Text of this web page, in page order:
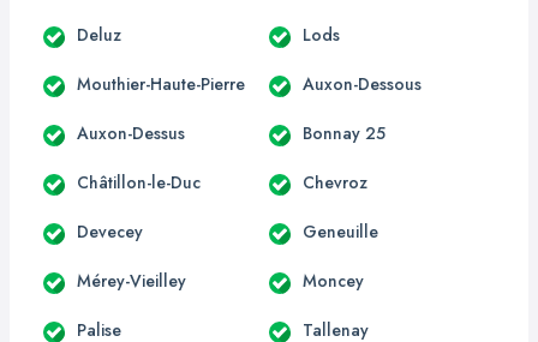
Deluz Lods
Mouthier-Haute-Pierre Auxon-Dessous
Auxon-Dessus Bonnay 25
Châtillon-le-Duc Chevroz
Devecey Geneuille
Mérey-Vieilley Moncey
Palise Tallenay